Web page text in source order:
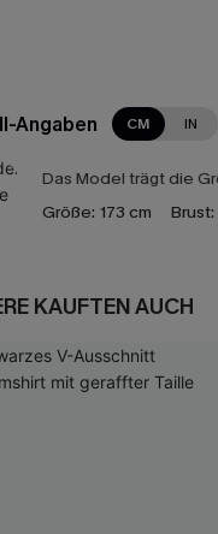
Angaben CM IN
Das Model trägt die
Größe: 173 cm Brust:
KAUFTEN AUCH